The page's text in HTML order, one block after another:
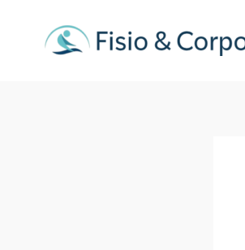
contenido